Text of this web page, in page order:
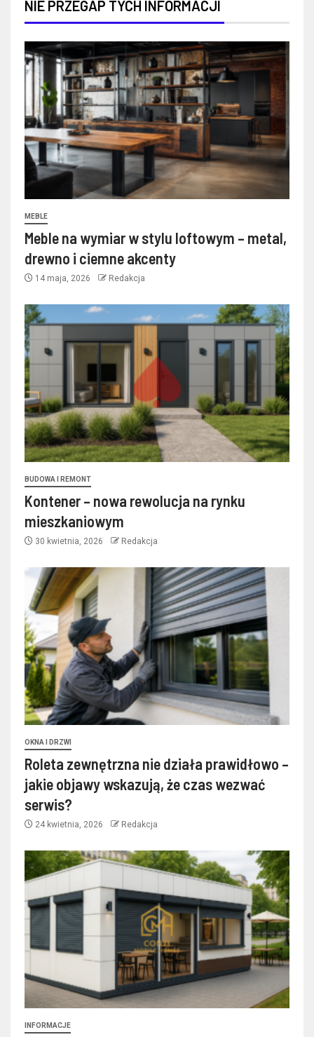
NIE PRZEGAP TYCH INFORMACJI
MEBLE
Meble na wymiar w stylu loftowym – metal,
drewno i ciemne akcenty
14 maja, 2026 Redakcja
BUDOWA I REMONT
Kontener – nowa rewolucja na rynku
mieszkaniowym
30 kwietnia, 2026 Redakcja
OKNA I DRZWI
Roleta zewnętrzna nie działa prawidłowo –
jakie objawy wskazują, że czas wezwać
serwis?
24 kwietnia, 2026 Redakcja
INFORMACJE